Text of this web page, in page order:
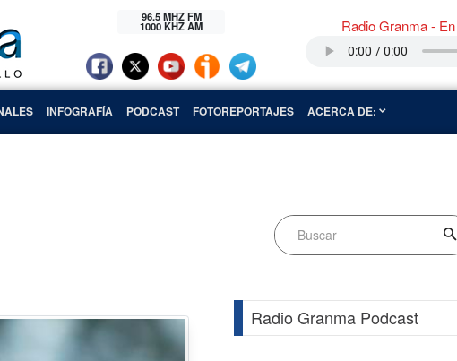
96.5 MHZ FM
1000 KHZ AM Radio Granma -
INFOGRAFÍA PODCAST FOTOREPORTAJES ACERCA DE:
Radio Granma Podcast